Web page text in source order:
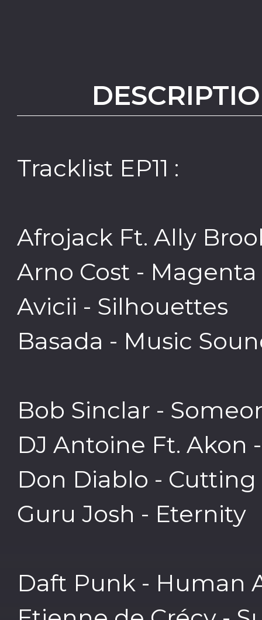
Tracklist EP11 :
Afrojack Ft. Ally
Arno Cost - Magenta
Avicii - Silhouettes
Basada - Music
Bob Sinclar -
DJ Antoine Ft. Akon
Don Diablo - Cutting
Guru Josh - Eternity
Daft Punk - Human